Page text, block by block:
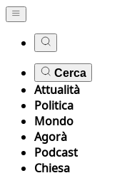
Cerca
Attualità
Politica
Mondo
Agorà
Podcast
Chiesa